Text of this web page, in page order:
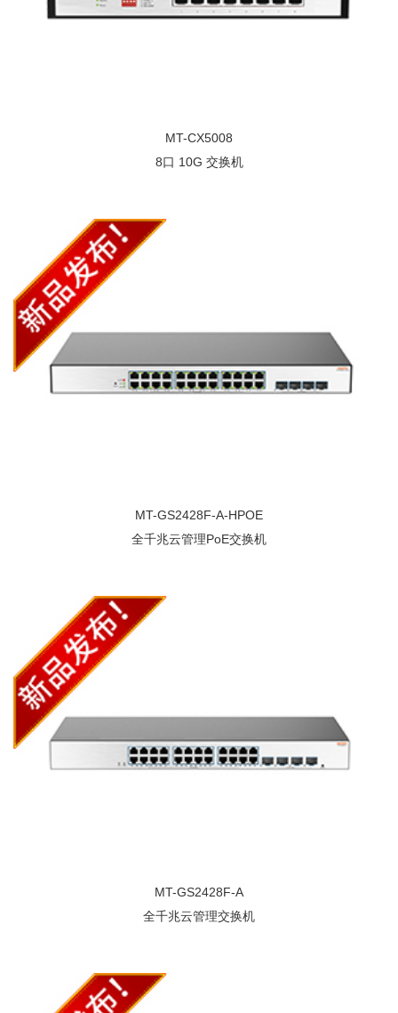
MT-CX5008
8口 10G 交换机
MT-GS2428F-A-HPOE
全千兆云管理PoE交换机
MT-GS2428F-A
全千兆云管理交换机